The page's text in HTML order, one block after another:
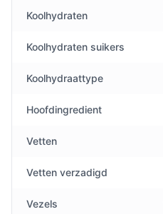
Koolhydraten
Koolhydraten suikers
Koolhydraattype
Hoofdingredient
Vetten
Vetten verzadigd
Vezels